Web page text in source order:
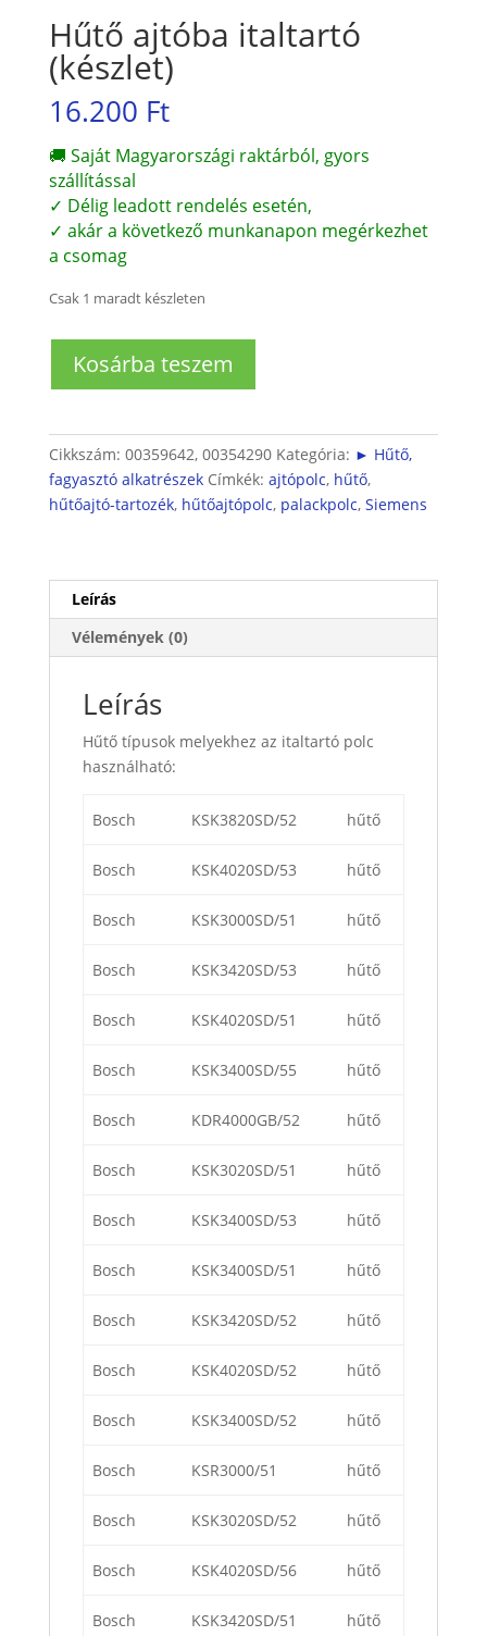
Hűtő ajtóba italtartó
(készlet)
16.200 Ft
🚚 Saját Magyarországi raktárból, gyors
szállítással
✓ Délig leadott rendelés esetén,
✓ akár a következő munkanapon megérkezhet
a csomag
Csak 1 maradt készleten
ajtóba
mennyiség
Kosárba teszem
Cikkszám: 00359642, 00354290 Kategória: ► Hűtő,
fagyasztó alkatrészek Címkék: ajtópolc, hűtő,
hűtőajtó-tartozék, hűtőajtópolc, palackpolc, Siemens
Leírás
Vélemények (0)
Leírás
Hűtő típusok melyekhez az italtartó polc
használható:
Bosch KSK3820SD/52 hűtő
Bosch KSK4020SD/53 hűtő
Bosch KSK3000SD/51 hűtő
Bosch KSK3420SD/53 hűtő
Bosch KSK4020SD/51 hűtő
Bosch KSK3400SD/55 hűtő
Bosch KDR4000GB/52 hűtő
Bosch KSK3020SD/51 hűtő
Bosch KSK3400SD/53 hűtő
Bosch KSK3400SD/51 hűtő
Bosch KSK3420SD/52 hűtő
Bosch KSK4020SD/52 hűtő
Bosch KSK3400SD/52 hűtő
Bosch KSR3000/51 hűtő
Bosch KSK3020SD/52 hűtő
Bosch KSK4020SD/56 hűtő
Bosch KSK3420SD/51 hűtő